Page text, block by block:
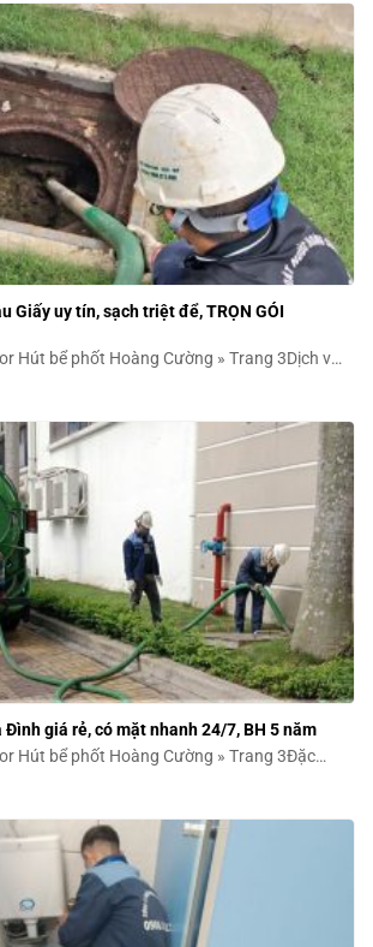
Giấy uy tín, sạch triệt để, TRỌN GÓI
Hút bể phốt Hoàng Cường » Trang 3Dịch vụ
giá rẻ, có mặt nhanh 24/7, BH 5 năm
Hút bể phốt Hoàng Cường » Trang 3Đặc